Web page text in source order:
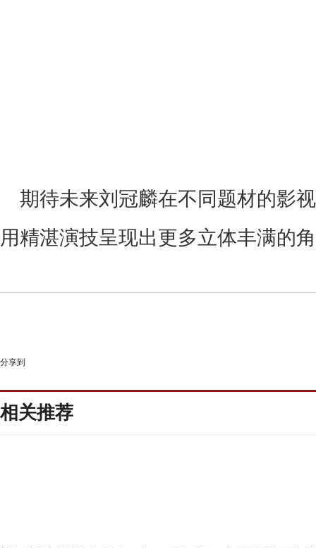
期待未来刘冠麟在不同题材的影
用精湛演技呈现出更多立体丰满的
分享到
相关推荐